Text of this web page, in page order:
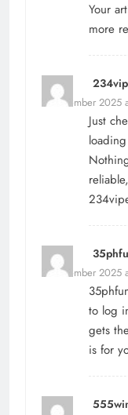
Your
more
4 December 2025
Just
4 December 2025
to log
gets
is for